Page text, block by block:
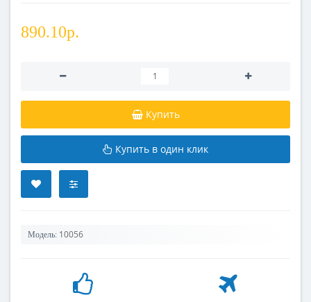
890.10р.
Купить
Купить в один клик
Модель: 10056